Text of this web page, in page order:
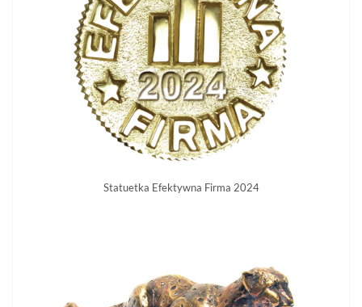
Statuetka Efektywna Firma 2024